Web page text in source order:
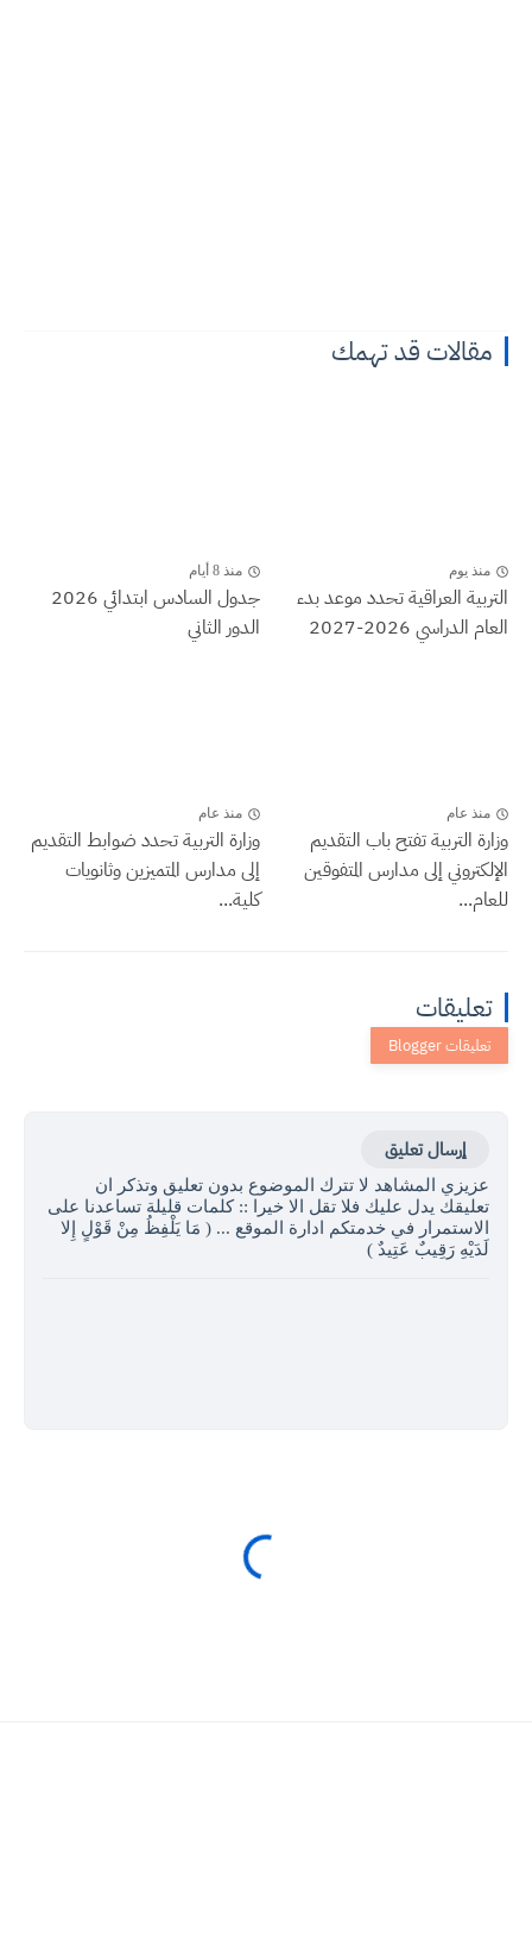
مقالات قد تهمك
منذ يوم
التربية العراقية تحدد موعد بدء
العام الدراسي 2026-2027
منذ 8 أيام
جدول السادس ابتدائي 2026
الدور الثاني
منذ عام
وزارة التربية تفتح باب التقديم
الإلكتروني إلى مدارس المتفوقين
للعام...
منذ عام
وزارة التربية تحدد ضوابط التقديم
إلى مدارس المتميزين وثانويات
كلية...
تعليقات
إرسال تعليق
عزيزي المشاهد لا تترك الموضوع بدون تعليق وتذكر ان
تعليقك يدل عليك فلا تقل الا خيرا :: كلمات قليلة تساعدنا على
الاستمرار في خدمتكم ادارة الموقع ... ( مَا يَلْفِظُ مِنْ قَوْلٍ إِلا
لَدَيْهِ رَقِيبٌ عَتِيدٌ )